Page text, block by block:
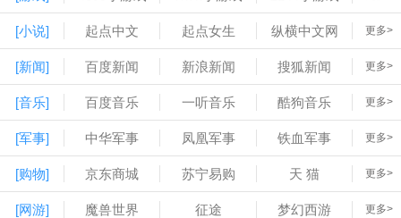
[小说] 起点中文 起点女生 纵横中文网 更多>
[新闻] 百度新闻 新浪新闻 搜狐新闻 更多>
[音乐] 百度音乐 一听音乐 酷狗音乐 更多>
[军事] 中华军事 凤凰军事 铁血军事 更多>
[购物] 京东商城 苏宁易购 天 猫 更多>
[网游] 魔兽世界 征途 梦幻西游 更多>